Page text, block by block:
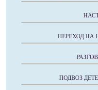
ПЕРЕХОД НА
ПОДВОЗ